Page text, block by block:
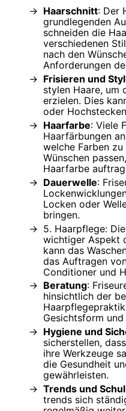
Haarschnitt: Der
grundlegenden
schneiden die
verschiedenen
nach den
Anforderungen
Frisieren und
stylen Haare, um
erzielen. Dies
oder
Haarfarbe: Viele
Haarfärbungen
welche Farben
Wünschen
Haarfarbe
Dauerwelle:
Locken oder
bringen.
5. Haarpflege:
wichtiger Aspekt
kann das
das Auftragen
Conditioner und
Beratung:
hinsichtlich der
Gesichtsform
Hygiene und
sicherstellen,
ihre Werkzeuge
die Gesundheit
gewährleisten.
Trends und
trends sich